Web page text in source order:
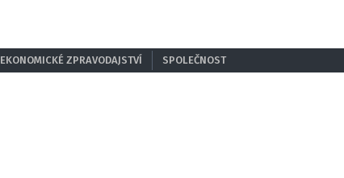
EKONOMICKÉ ZPRAVODAJSTVÍ SPOLEČNOST